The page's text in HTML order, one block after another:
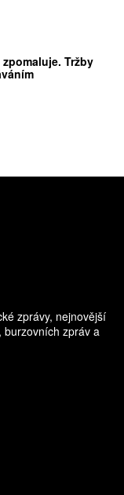
Tržby
zprávy, nejnovější
burzovních zpráv a